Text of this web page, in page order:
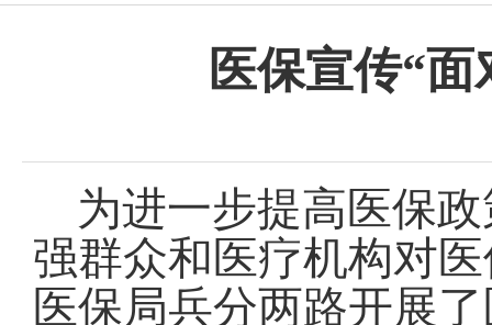
医保宣传“
为进一步提高医保
强群众和医疗机构对
医保局兵分两路开展